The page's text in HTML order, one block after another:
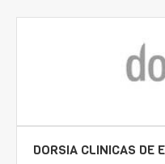
DORSIA CLINICAS DE